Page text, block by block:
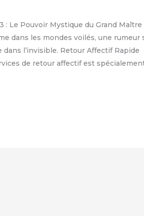
: Le Pouvoir Mystique du Grand
dans les mondes voilés, une rumeur
l’invisible. Retour Affectif Rapide
de retour affectif est